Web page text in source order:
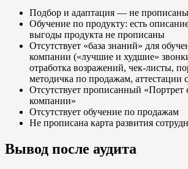
Подбор и адаптация — не
Обучение по продукту: есть
выгоды продукта не прописаны
Отсутствует «база знаний» для
компании («лучшие и худшие»
отработка возражений, чек-листы,
методичка по продажам, аттестации
Отсутствует прописанный «Портрет
компании»
Отсутствует обучение по продажам
Не прописана карта развития
Вывод после аудита